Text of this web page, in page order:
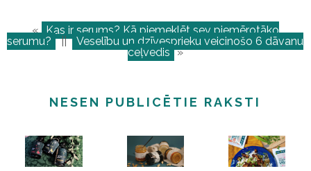
« Kas ir serums? Kā piemeklēt sev piemērotāko
serumu? || Veselību un dzīvesprieku veicinošo 6 dāvanu
ceļvedis »
NESEN PUBLICĒTIE RAKSTI